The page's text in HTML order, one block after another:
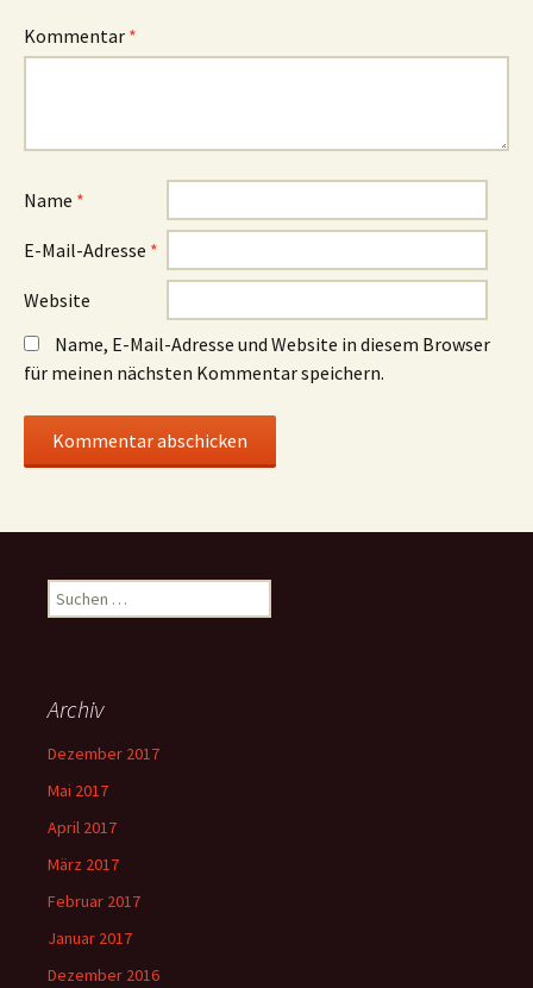
Kommentar *
Name *
E-Mail-Adresse *
Website
Name, E-Mail-Adresse und Website in diesem Browser
für meinen nächsten Kommentar speichern.
Suchen
nach:
Archiv
Dezember 2017
Mai 2017
April 2017
März 2017
Februar 2017
Januar 2017
Dezember 2016